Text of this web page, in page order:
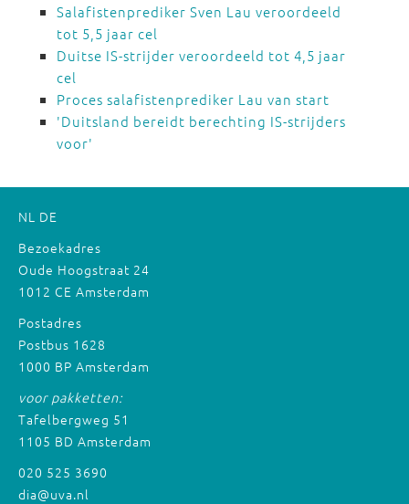
Salafistenprediker Sven Lau veroordeeld
tot 5,5 jaar cel
Duitse IS-strijder veroordeeld tot 4,5 jaar
cel
Proces salafistenprediker Lau van start
'Duitsland bereidt berechting IS-strijders
voor'
NL DE
Bezoekadres
Oude Hoogstraat 24
1012 CE Amsterdam
Postadres
Postbus 1628
1000 BP Amsterdam
voor pakketten:
Tafelbergweg 51
1105 BD Amsterdam
020 525 3690
dia@uva.nl